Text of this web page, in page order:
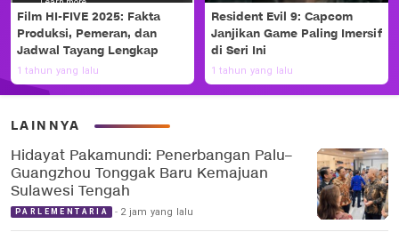
Film HI-FIVE 2025: Fakta
Produksi, Pemeran, dan
Jadwal Tayang Lengkap
1 tahun yang lalu
Resident Evil 9: Capcom
Janjikan Game Paling Imersif
di Seri Ini
1 tahun yang lalu
LAINNYA
Hidayat Pakamundi: Penerbangan Palu–
Guangzhou Tonggak Baru Kemajuan
Sulawesi Tengah
PARLEMENTARIA 2 jam yang lalu